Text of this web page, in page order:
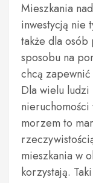
Mieszkania
inwestycją nie
także dla osób
sposobu na
chcą
Dla wielu ludzi
morzem to
mieszkania w
korzystają.